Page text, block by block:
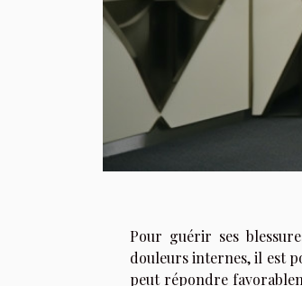
Pour guérir ses
douleurs internes, il est
peut répondre